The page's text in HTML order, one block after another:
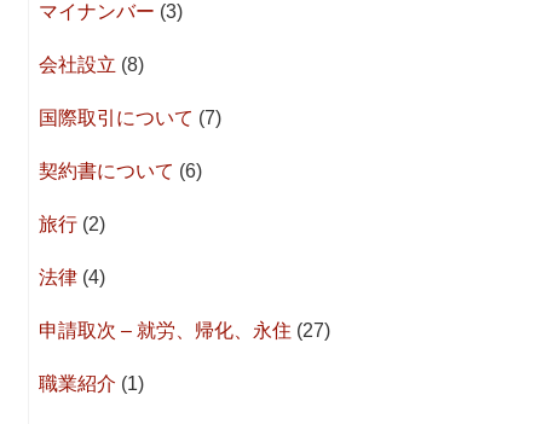
マイナンバー (3)
会社設立 (8)
国際取引について (7)
契約書について (6)
旅行 (2)
法律 (4)
申請取次 – 就労、帰化、永住 (27)
職業紹介 (1)